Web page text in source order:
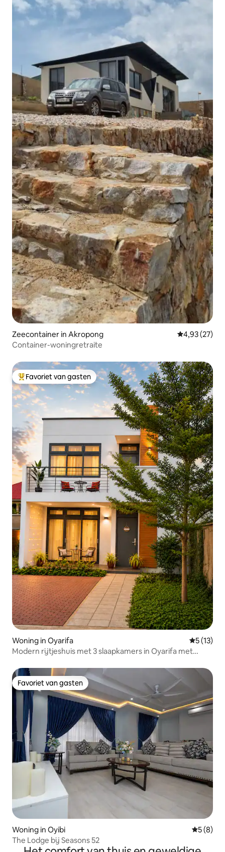
Zeecontainer in Akropong Gemiddelde
4,93 (27)
Container-woningretraite
Topfavoriet van gasten
Favoriet van gasten
Woning in Oyarifa
5 (13)
Modern rijtjeshuis met 3 slaapkamers in Oyarifa met
Favoriet van gasten
Favoriet van gasten
Woning in Oyibi
5 (8)
The Lodge bij Seasons 52